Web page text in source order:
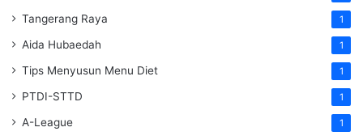
Tangerang Raya 1
Aida Hubaedah 1
Tips Menyusun Menu Diet 1
PTDI-STTD 1
A-League 1